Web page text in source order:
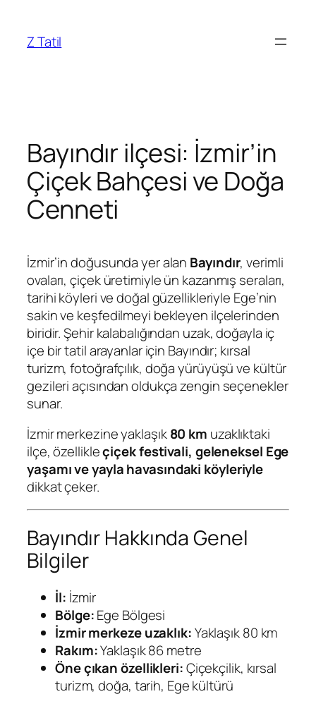
Z Tatil
Bayındır ilçesi: İzmir’in
Çiçek Bahçesi ve Doğa
Cenneti
İzmir’in doğusunda yer alan Bayındır, verimli
ovaları, çiçek üretimiyle ün kazanmış seraları,
tarihi köyleri ve doğal güzellikleriyle Ege’nin
sakin ve keşfedilmeyi bekleyen ilçelerinden
biridir. Şehir kalabalığından uzak, doğayla iç
içe bir tatil arayanlar için Bayındır; kırsal
turizm, fotoğrafçılık, doğa yürüyüşü ve kültür
gezileri açısından oldukça zengin seçenekler
sunar.
İzmir merkezine yaklaşık80 km uzaklıktaki
ilçe, özellikleçiçek festivali, geleneksel Ege
yaşamı ve yayla havasındaki köyleriyle
dikkat çeker.
Bayındır Hakkında Genel
Bilgiler
İl: İzmir
Bölge:Ege Bölgesi
İzmir merkeze uzaklık:Yaklaşık 80 km
Rakım:Yaklaşık 86 metre
Öne çıkan özellikleri:Çiçekçilik, kırsal
turizm, doğa, tarih, Ege kültürü